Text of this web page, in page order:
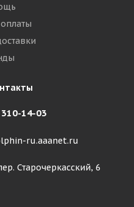
14-03
ru.aaanet.ru
Старочеркасский, 6